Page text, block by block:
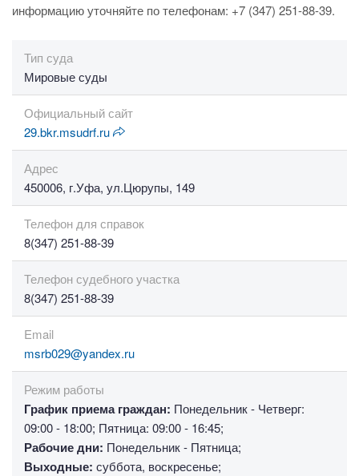
информацию уточняйте по телефонам: +7 (347) 251-88-39.
Тип суда
Мировые суды
Официальный сайт
29.bkr.msudrf.ru
Адрес
450006, г.Уфа, ул.Цюрупы, 149
Телефон для справок
8(347) 251-88-39
Телефон судебного участка
8(347) 251-88-39
Email
msrb029@yandex.ru
Режим работы
График приема граждан: Понедельник - Четверг:
09:00 - 18:00; Пятница: 09:00 - 16:45;
Рабочие дни: Понедельник - Пятница;
Выходные: суббота, воскресенье;